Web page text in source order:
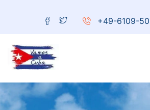
+49-6109-